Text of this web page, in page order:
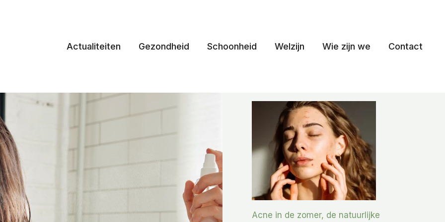
Actualiteiten Gezondheid Schoonheid Welzijn Wie zijn we Contact
Acne in de zomer, de natuurlijke